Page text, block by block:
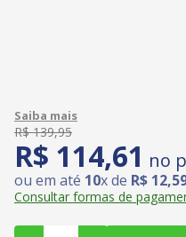
R$ 139,95
R$ 114,61 no
ou em até 10x de R$ 12,
Consultar formas de